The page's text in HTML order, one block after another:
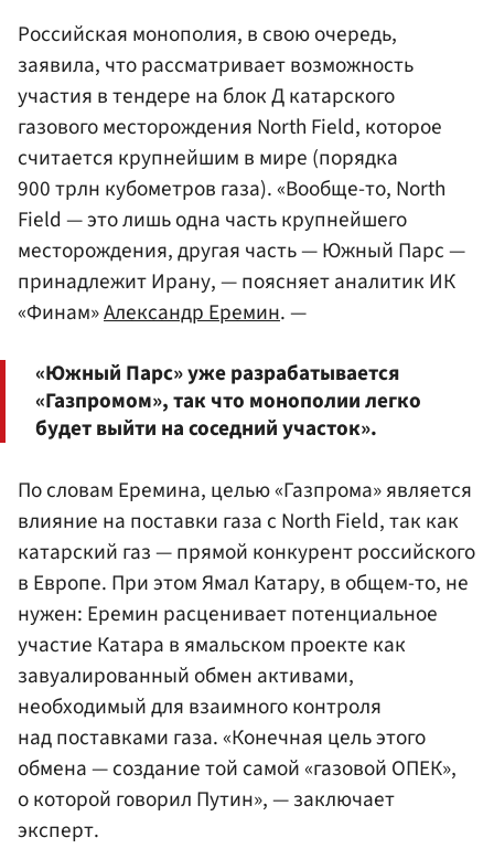
Российская монополия, в свою очередь,
заявила, что рассматривает возможность
участия в тендере на блок Д катарского
газового месторождения North Field, которое
считается крупнейшим в мире (порядка
900 трлн кубометров газа). «Вообще-то, North
Field — это лишь одна часть крупнейшего
месторождения, другая часть — Южный Парс —
принадлежит Ирану, — поясняет аналитик ИК
«Финам»Александр Еремин. —
«Южный Парс» уже разрабатывается
«Газпромом», так что монополии легко
будет выйти на соседний участок».
По словам Еремина, целью «Газпрома» является
влияние на поставки газа с North Field, так как
катарский газ — прямой конкурент российского
в Европе. При этом Ямал Катару, в общем-то, не
нужен: Еремин расценивает потенциальное
участие Катара в ямальском проекте как
завуалированный обмен активами,
необходимый для взаимного контроля
над поставками газа. «Конечная цель этого
обмена — создание той самой «газовой ОПЕК»,
о которой говорил Путин», — заключает
эксперт.